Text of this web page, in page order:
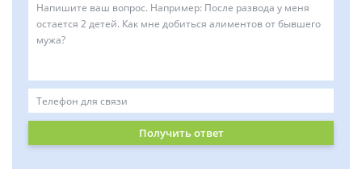
Получить ответ